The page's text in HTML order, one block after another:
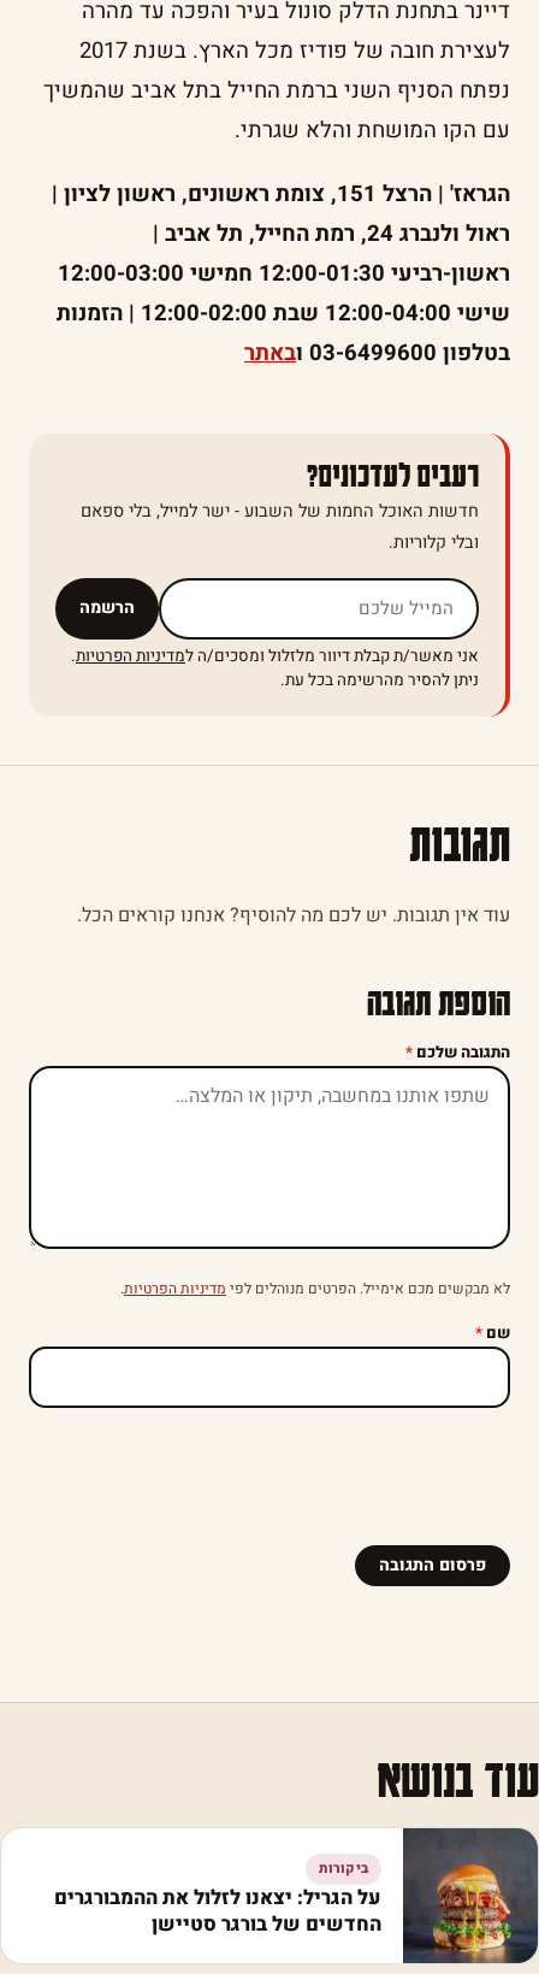
דיינר בתחנת הדלק סונול בעיר והפכה עד מהרה
לעצירת חובה של פודיז מכל הארץ. בשנת 2017
נפתח הסניף השני ברמת החייל בתל אביב שהמשיך
עם הקו המושחת והלא שגרתי.
הגראז' | הרצל 151, צומת ראשונים, ראשון לציון |
ראול ולנברג 24, רמת החייל, תל אביב |
ראשון-רביעי 12:00-01:30 חמישי 12:00-03:00
שישי 12:00-04:00 שבת 12:00-02:00 | הזמנות
בטלפון 03-6499600 ו
באתר
רעבים לעדכונים?
חדשות האוכל החמות של השבוע - ישר למייל, בלי ספאם
ובלי קלוריות.
הרשמה אל תמלאו שדה זה
אני מאשר/ת קבלת דיוור מלזלול ומסכים/ה למדיניות הפרטיות.
ניתן להסיר מהרשימה בכל עת.
תגובות
עוד אין תגובות. יש לכם מה להוסיף? אנחנו קוראים הכל.
הוספת תגובה
התגובה שלכם *
לא מבקשים מכם אימייל. הפרטים מנוהלים לפי מדיניות הפרטיות.
שם *
עוד בנושא
ביקורות
על הגריל: יצאנו לזלול את ההמבורגרים
החדשים של בורגר סטיישן